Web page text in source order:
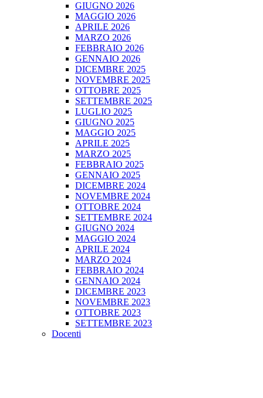
GIUGNO 2026
MAGGIO 2026
APRILE 2026
MARZO 2026
FEBBRAIO 2026
GENNAIO 2026
DICEMBRE 2025
NOVEMBRE 2025
OTTOBRE 2025
SETTEMBRE 2025
LUGLIO 2025
GIUGNO 2025
MAGGIO 2025
APRILE 2025
MARZO 2025
FEBBRAIO 2025
GENNAIO 2025
DICEMBRE 2024
NOVEMBRE 2024
OTTOBRE 2024
SETTEMBRE 2024
GIUGNO 2024
MAGGIO 2024
APRILE 2024
MARZO 2024
FEBBRAIO 2024
GENNAIO 2024
DICEMBRE 2023
NOVEMBRE 2023
OTTOBRE 2023
SETTEMBRE 2023
Docenti